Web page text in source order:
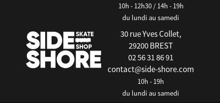
10h - 12h30 / 14h - 19h
du lundi au samedi
30 rue Yves Collet,
29200 BREST
02 56 31 86 91
contact@side-shore.com
10h - 19h
du lundi au samedi